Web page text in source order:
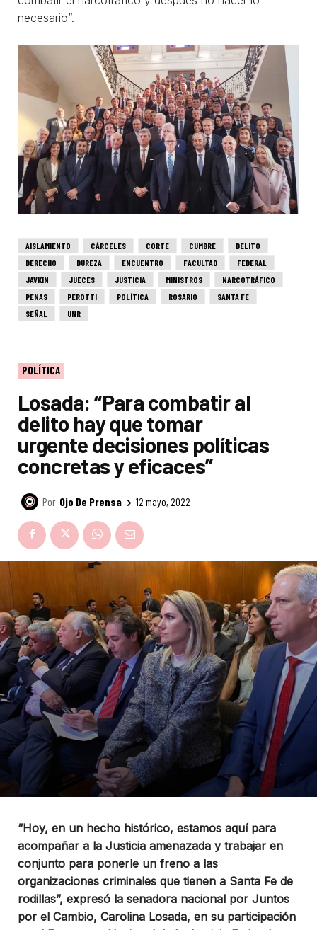
necesario”.
AISLAMIENTO CÁRCELES CORTE CUMBRE
DELITO
DERECHO
DUREZA ENCUENTRO FACULTAD
FEDERAL
JAVKIN
JUECES JUSTICIA MINISTROS
NARCOTRÁFICO
PENAS
PEROTTI POLÍTICA ROSARIO
SANTA FE
SEÑAL
UNR